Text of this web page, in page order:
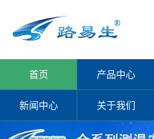
首页 产品中心
新闻中心 关于我们